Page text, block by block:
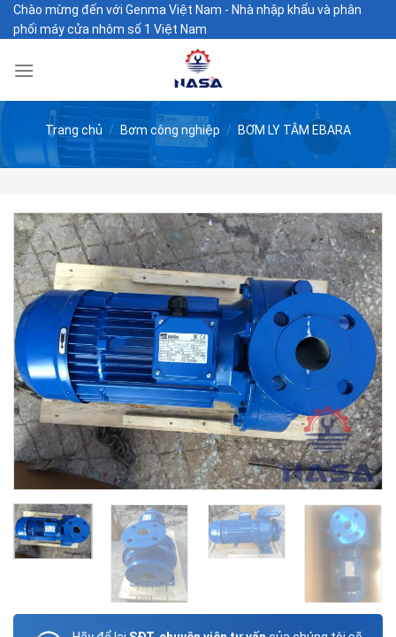
SkipChào mừng đến với Genma Việt Nam - Nhà nhập khẩu và phân
phối máy cửa nhôm số 1 Việt Nam
Trang chủ / Bơm công nghiệp / BƠM LY TÂM EBARA